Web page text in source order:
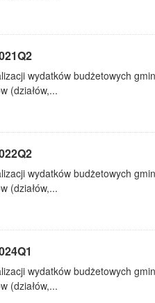
wydatków budżetowych
(działów,...
wydatków budżetowych
(działów,...
wydatków budżetowych
(działów,...